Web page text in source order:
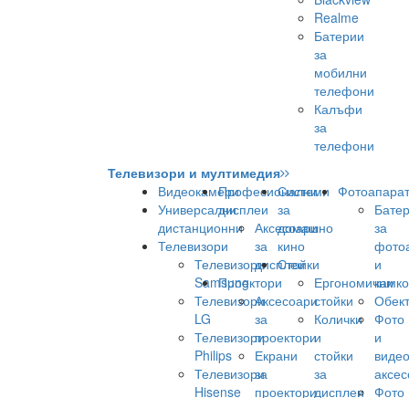
Realme
Батерии
за
мобилни
телефони
Калъфи
за
телефони
Телевизори и мултимедия
Видеокамери
Универсални
дистанционни
Телевизори
Телевизори
Samsung
Телевизори
LG
Телевизори
Philips
Телевизори
Hisense
Професионални
дисплеи
Аксесоари
за
дисплеи
Проектори
Аксесоари
за
проектори
Екрани
за
проектори
Системи
за
домашно
кино
Стойки
Ергономични
стойки
Колички
и
стойки
за
дисплеи
за
и
Фото
и
видео
Фото